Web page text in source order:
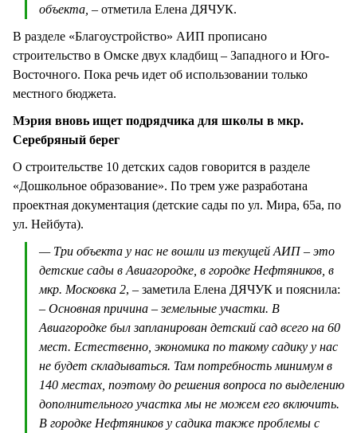
объекта, – отметила Елена ДЯЧУК.
В разделе «Благоустройство» АИП прописано
строительство в Омске двух кладбищ – Западного и Юго-
Восточного. Пока речь идет об использовании только
местного бюджета.
Мэрия вновь ищет подрядчика для школы в мкр.
Серебряный берег
О строительстве 10 детских садов говорится в разделе
«Дошкольное образование». По трем уже разработана
проектная документация (детские сады по ул. Мира, 65а, по
ул. Нейбута).
— Три объекта у нас не вошли из текущей АИП – это
детские сады в Авиагородке, в городке Нефтяников, в
мкр. Московка 2, – заметила Елена ДЯЧУК и пояснила:
– Основная причина – земельные участки. В
Авиагородке был запланирован детский сад всего на 60
мест. Естественно, экономика по такому садику у нас
не будет складываться. Там потребность минимум в
140 местах, поэтому до решения вопроса по выделению
дополнительного участка мы не можем его включить.
В городке Нефтяников у садика также проблемы с